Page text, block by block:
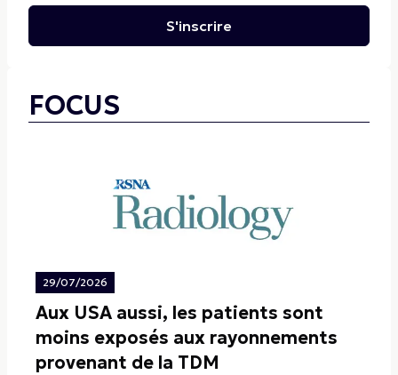
S'inscrire
FOCUS
29/07/2026
Aux USA aussi, les patients sont
moins exposés aux rayonnements
provenant de la TDM